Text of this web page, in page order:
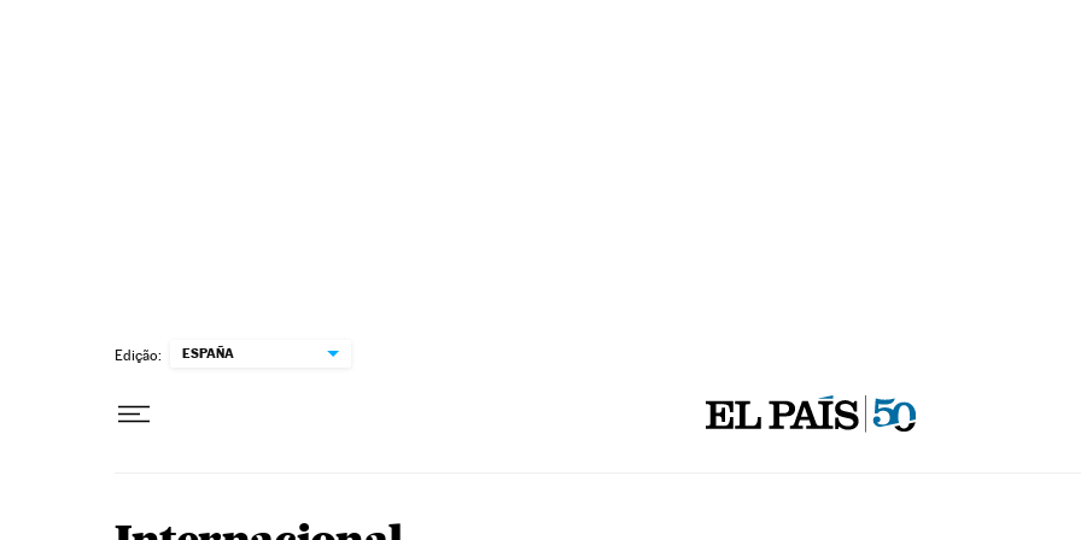
Edição: ESPAÑA